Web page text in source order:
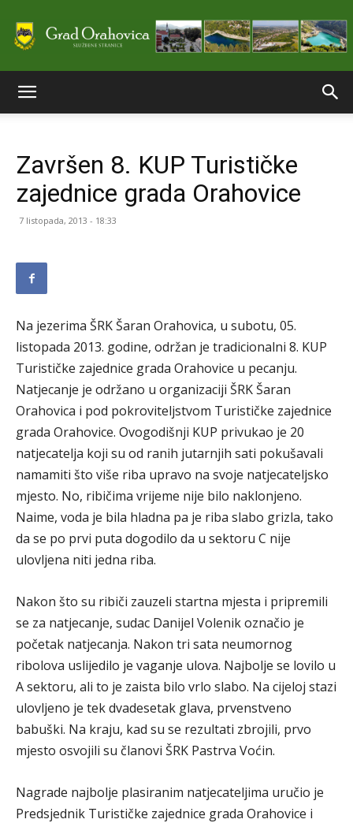
stranice
Završen 8. KUP Turističke
zajednice grada Orahovice
7 listopada, 2013 - 18:33
Na jezerima ŠRK Šaran Orahovica, u subotu, 05.
listopada 2013. godine, održan je tradicionalni 8. KUP
Turističke zajednice grada Orahovice u pecanju.
Natjecanje je održano u organizaciji ŠRK Šaran
Orahovica i pod pokroviteljstvom Turističke zajednice
grada Orahovice. Ovogodišnji KUP privukao je 20
natjecatelja koji su od ranih jutarnjih sati pokušavali
namamiti što više riba upravo na svoje natjecateljsko
mjesto. No, ribičima vrijeme nije bilo naklonjeno.
Naime, voda je bila hladna pa je riba slabo grizla, tako
da se po prvi puta dogodilo da u sektoru C nije
ulovljena niti jedna riba.
Nakon što su ribiči zauzeli startna mjesta i pripremili
se za natjecanje, sudac Danijel Volenik označio je
početak natjecanja. Nakon tri sata neumornog
ribolova uslijedilo je vaganje ulova. Najbolje se lovilo u
A sektoru, ali to je zaista bilo vrlo slabo. Na cijeloj stazi
ulovljeno je tek dvadesetak glava, prvenstveno
babuški. Na kraju, kad su se rezultati zbrojili, prvo
mjesto osvojili su članovi ŠRK Pastrva Voćin.
Nagrade najbolje plasiranim natjecateljima uručio je
Predsjednik Turističke zajednice grada Orahovice i